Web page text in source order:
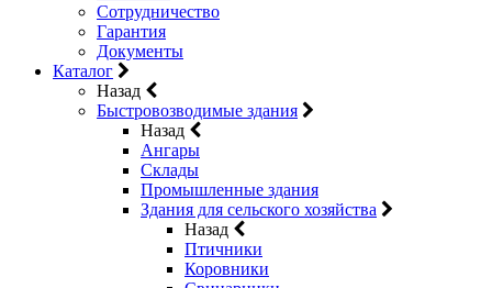
Сотрудничество
Гарантия
Документы
Каталог
Назад
Быстровозводимые здания
Назад
Ангары
Склады
Промышленные здания
Здания для сельского хозяйства
Назад
Птичники
Коровники